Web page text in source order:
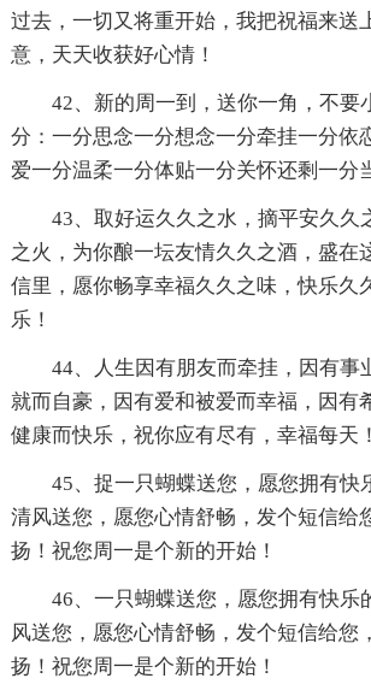
过去，一切又将重开始，我把祝福来送
意，天天收获好心情！
42、新的周一到，送你一角，不要
分：一分思念一分想念一分牵挂一分依
爱一分温柔一分体贴一分关怀还剩一分
43、取好运久久之水，摘平安久久
之火，为你酿一坛友情久久之酒，盛在
信里，愿你畅享幸福久久之味，快乐久
乐！
44、人生因有朋友而牵挂，因有事
就而自豪，因有爱和被爱而幸福，因有
健康而快乐，祝你应有尽有，幸福每天
45、捉一只蝴蝶送您，愿您拥有快
清风送您，愿您心情舒畅，发个短信给
扬！祝您周一是个新的开始！
46、一只蝴蝶送您，愿您拥有快乐
风送您，愿您心情舒畅，发个短信给您
扬！祝您周一是个新的开始！